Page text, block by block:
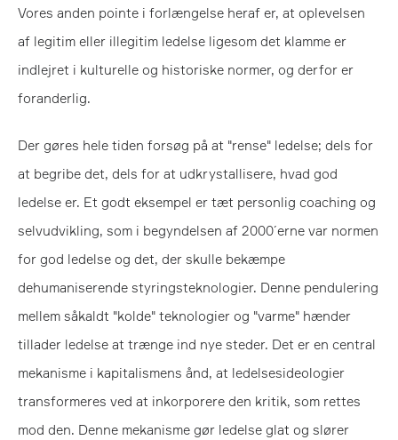
Vores anden pointe i forlængelse heraf er, at oplevelsen
af legitim eller illegitim ledelse ligesom det klamme er
indlejret i kulturelle og historiske normer, og derfor er
foranderlig.
Der gøres hele tiden forsøg på at "rense" ledelse; dels for
at begribe det, dels for at udkrystallisere, hvad god
ledelse er. Et godt eksempel er tæt personlig coaching og
selvudvikling, som i begyndelsen af 2000´erne var normen
for god ledelse og det, der skulle bekæmpe
dehumaniserende styringsteknologier. Denne pendulering
mellem såkaldt "kolde" teknologier og "varme" hænder
tillader ledelse at trænge ind nye steder. Det er en central
mekanisme i kapitalismens ånd, at ledelsesideologier
transformeres ved at inkorporere den kritik, som rettes
mod den. Denne mekanisme gør ledelse glat og slører